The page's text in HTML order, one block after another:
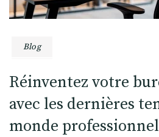
Blog
Réinventez votre
avec les dernières
monde professionnel